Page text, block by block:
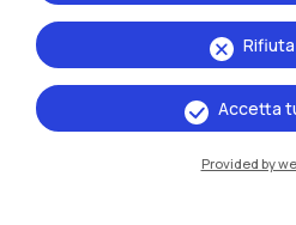
IT EN
Rifiuta
Accetta
Provided by